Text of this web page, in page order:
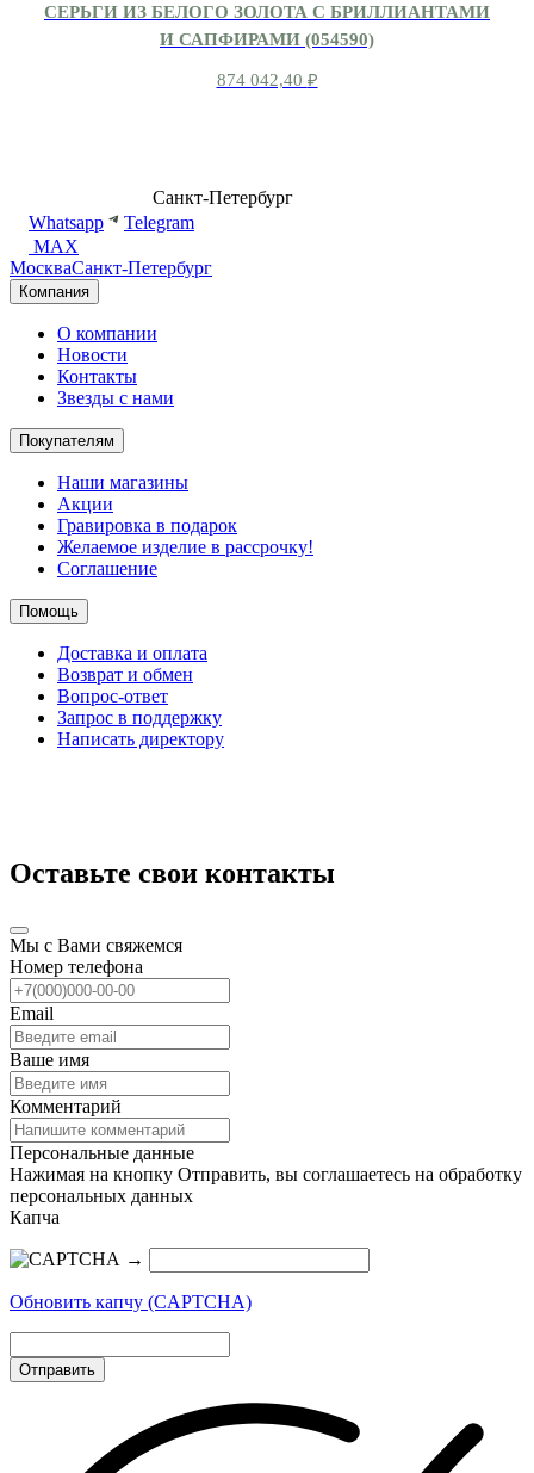
СЕРЬГИ ИЗ БЕЛОГО ЗОЛОТА С БРИЛЛИАНТАМИ
И САПФИРАМИ (054590)
874 042,40 ₽
Санкт-Петербург
Whatsapp
Telegram
MAX
МоскваСанкт-Петербург
Компания
О компании
Новости
Контакты
Звезды с нами
Покупателям
Наши магазины
Акции
Гравировка в подарок
Желаемое изделие в рассрочку!
Соглашение
Помощь
Доставка и оплата
Возврат и обмен
Вопрос-ответ
Запрос в поддержку
Написать директору
Оставьте свои контакты
Мы с Вами свяжемся
Номер телефона
Email
Ваше имя
Комментарий
Персональные данные
Нажимая на кнопку Отправить, вы соглашаетесь на обработку
персональных данных
Капча
→
Обновить капчу (CAPTCHA)
Отправить